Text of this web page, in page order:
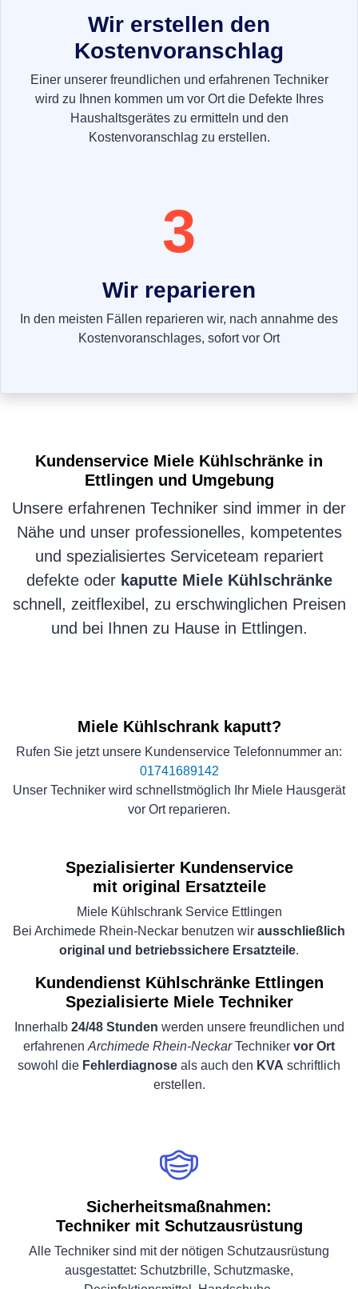
Wir erstellen den
Kostenvoranschlag
Einer unserer freundlichen und erfahrenen Techniker
wird zu Ihnen kommen um vor Ort die Defekte Ihres
Haushaltsgerätes zu ermitteln und den
Kostenvoranschlag zu erstellen.
3
Wir reparieren
In den meisten Fällen reparieren wir, nach annahme des
Kostenvoranschlages, sofort vor Ort
Kundenservice Miele Kühlschränke in
Ettlingen und Umgebung
Unsere erfahrenen Techniker sind immer in der
Nähe und unser professionelles, kompetentes
und spezialisiertes Serviceteam repariert
defekte oder kaputte Miele Kühlschränke
schnell, zeitflexibel, zu erschwinglichen Preisen
und bei Ihnen zu Hause in Ettlingen.
Miele Kühlschrank kaputt?
Rufen Sie jetzt unsere Kundenservice Telefonnummer an:
01741689142
Unser Techniker wird schnellstmöglich Ihr Miele Hausgerät
vor Ort reparieren.
Spezialisierter Kundenservice
mit original Ersatzteile
Miele Kühlschrank Service Ettlingen
Bei Archimede Rhein-Neckar benutzen wir ausschließlich
original und betriebssichere Ersatzteile.
Kundendienst Kühlschränke Ettlingen
Spezialisierte Miele Techniker
Innerhalb 24/48 Stunden werden unsere freundlichen und
erfahrenen Archimede Rhein-NeckarTechniker vor Ort
sowohl die Fehlerdiagnose als auch den KVA schriftlich
erstellen.
Sicherheitsmaßnahmen:
Techniker mit Schutzausrüstung
Alle Techniker sind mit der nötigen Schutzausrüstung
ausgestattet: Schutzbrille, Schutzmaske,